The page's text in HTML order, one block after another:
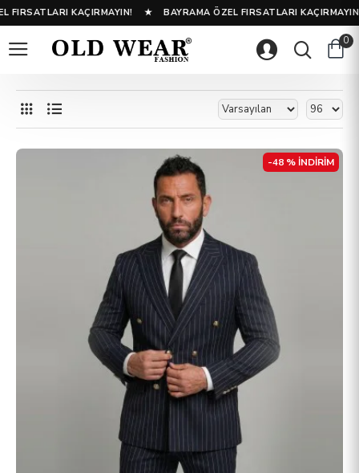
★ BAYRAMA ÖZEL FIRSATLARI KAÇIRMAYIN! ★ BAYRAMA
0
-48 % İNDİRİM